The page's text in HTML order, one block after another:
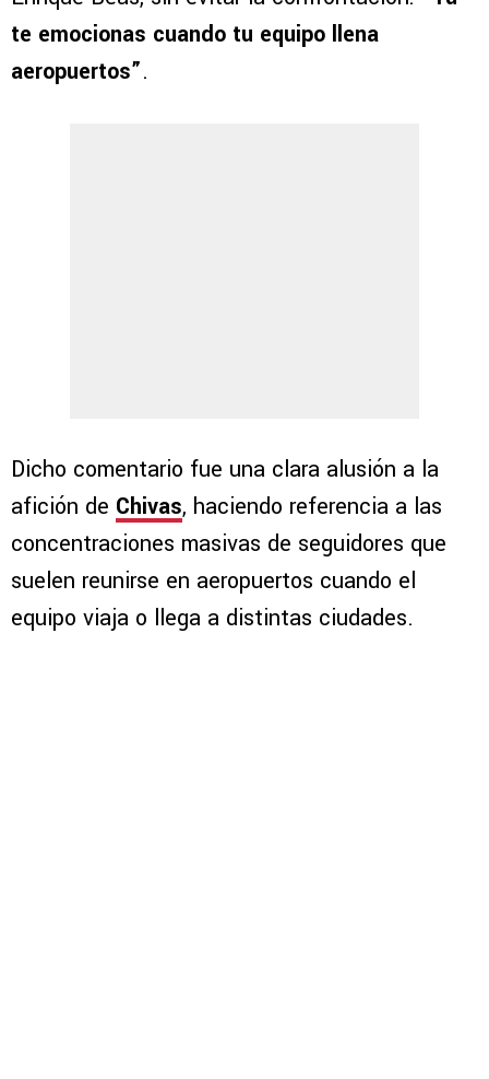
te emocionas cuando tu equipo llena
aeropuertos”.
Dicho comentario fue una clara alusión a la
afición de Chivas, haciendo referencia a las
concentraciones masivas de seguidores que
suelen reunirse en aeropuertos cuando el
equipo viaja o llega a distintas ciudades.